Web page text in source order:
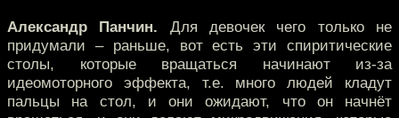
Александр Панчин. Для девочек чего только не
придумали – раньше, вот есть эти спиритические
столы, которые вращаться начинают из-за
идеомоторного эффекта, т.е. много людей кладут
пальцы на стол, и они ожидают, что он начнёт